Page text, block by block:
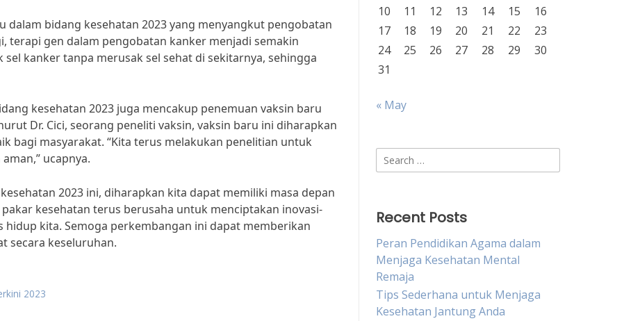
bidang kesehatan 2023 yang menyangkut pengobatan
terapi gen dalam pengobatan kanker menjadi semakin
kanker tanpa merusak sel sehat di sekitarnya, sehingga
kesehatan 2023 juga mencakup penemuan vaksin baru
Dr. Cici, seorang peneliti vaksin, vaksin baru ini diharapkan
bagi masyarakat. “Kita terus melakukan penelitian untuk
ucapnya.
2023 ini, diharapkan kita dapat memiliki masa depan
kesehatan terus berusaha untuk menciptakan inovasi-
kita. Semoga perkembangan ini dapat memberikan
secara keseluruhan.
2023
10
11 12 13 14 15
16
17
18 19 20 21 22
23
24
25 26 27 28 29
30
31
« May
Search
for:
Recent Posts
Peran Pendidikan Agama dalam
Menjaga Kesehatan Mental
Remaja
Tips Sederhana untuk Menjaga
Kesehatan Jantung Anda